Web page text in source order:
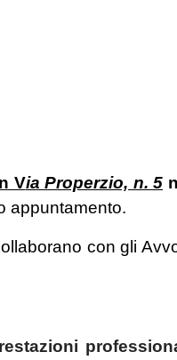
Via Properzio, n. 5
appuntamento.
con gli